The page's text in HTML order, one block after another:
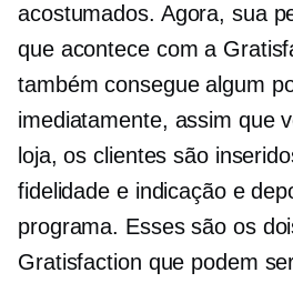
acostumados. Agora, sua
que acontece com a
também consegue algum
imediatamente, assim que
loja, os clientes são
fidelidade e indicação e
programa. Esses são os
Gratisfaction que podem